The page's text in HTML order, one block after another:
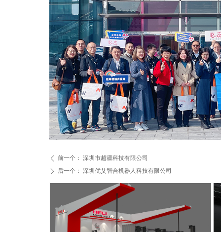
ꄴ 前一个： 深圳市越疆科技有限公司
ꄲ 后一个： 深圳优艾智合机器人科技有限公司